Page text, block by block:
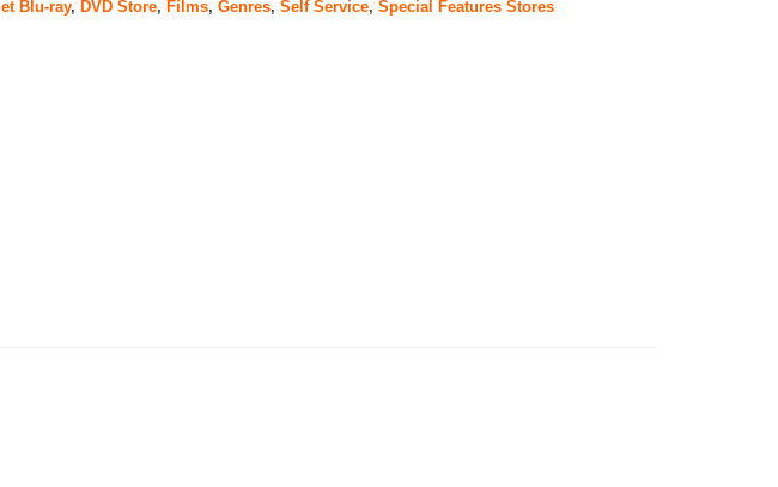
et Blu-ray, DVD Store, Films, Genres, Self Service, Special Features Stores